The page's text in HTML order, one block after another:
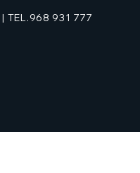
| TEL.968 931 777